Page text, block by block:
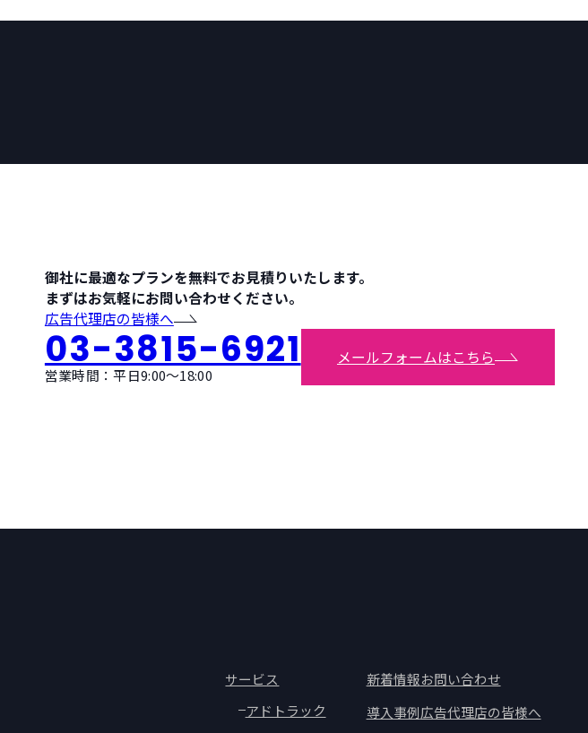
御社に最適なプランを無料でお見積りいたします。
まずはお気軽にお問い合わせください。
広告代理店の皆様へ
03-3815-6921
営業時間：平日9:00〜18:00
メールフォームはこちら
サービス
アドトラック
新着情報
導入事例
お問い合わせ
広告代理店の皆様へ